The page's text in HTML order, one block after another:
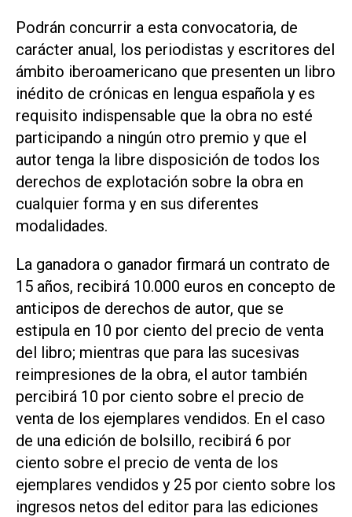
Podrán concurrir a esta convocatoria, de
carácter anual, los periodistas y escritores del
ámbito iberoamericano que presenten un libro
inédito de crónicas en lengua española y es
requisito indispensable que la obra no esté
participando a ningún otro premio y que el
autor tenga la libre disposición de todos los
derechos de explotación sobre la obra en
cualquier forma y en sus diferentes
modalidades.
La ganadora o ganador firmará un contrato de
15 años, recibirá 10.000 euros en concepto de
anticipos de derechos de autor, que se
estipula en 10 por ciento del precio de venta
del libro; mientras que para las sucesivas
reimpresiones de la obra, el autor también
percibirá 10 por ciento sobre el precio de
venta de los ejemplares vendidos. En el caso
de una edición de bolsillo, recibirá 6 por
ciento sobre el precio de venta de los
ejemplares vendidos y 25 por ciento sobre los
ingresos netos del editor para las ediciones